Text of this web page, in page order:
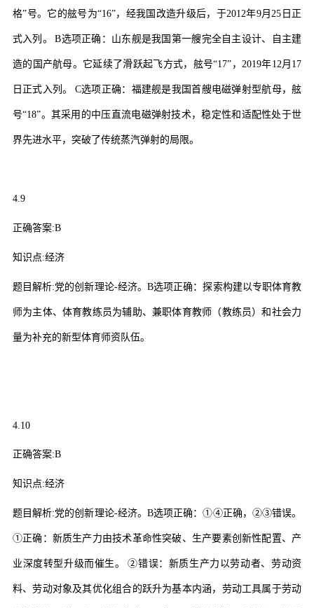
格”号。它的舷号为“16”，经我国改造升级后，于2012年9月 25 日正
式入列。 B选项正确：山东舰是我国第一艘完全自主设计、自主建
造的国产航母。它延续了滑跃起飞方式，舷号“17” ， 2019年12 月 17
日正式入列。 C选项正确：福建舰是我国首艘电磁弹射型航母，舷
号“18”。其采用的中压直流电磁弹射技术，稳定性和适配性处于世
界先进水平，突破了传统蒸汽弹射的局限。
4.9
正确答案:B
知识点:经济
题目解析:党的创新理论-经济。B选项正确：探索构建以专职体育教
师为主体、体育教练员为辅助、兼职体育教师（教练员）和社会力
量为补充的新型体育师资队伍。
4.10
正确答案:B
知识点:经济
题目解析:党的创新理论-经济。B选项正确：①④正确， ②③错误。
①正确：新质生产力由技术革命性突破、生产要素创新性配置、产
业深度转型升级而催生。 ②错误：新质生产力以劳动者、劳动资
料、劳动对象及其优化组合的跃升为基本内涵，劳动工具属于劳动